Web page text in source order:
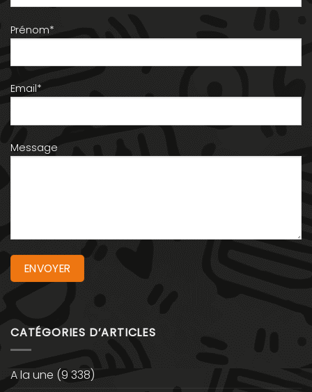
Prénom*
Email*
Message
CATÉGORIES D’ARTICLES
A la une (9 338)